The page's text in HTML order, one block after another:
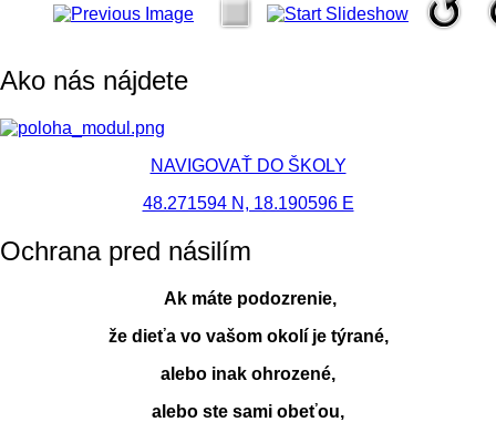
Ako nás nájdete
NAVIGOVAŤ DO ŠKOLY
48.271594 N, 18.190596 E
Ochrana pred násilím
Ak máte podozrenie,
že dieťa vo vašom okolí je týrané,
alebo inak ohrozené,
alebo ste sami obeťou,